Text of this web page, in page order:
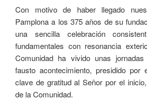
Con motivo de haber llegado
Pamplona a los 375 años de su
una sencilla celebración
fundamentales con resonancia
Comunidad ha vivido unas
fausto acontecimiento, presidido por
clave de gratitud al Señor por el
de la Comunidad.